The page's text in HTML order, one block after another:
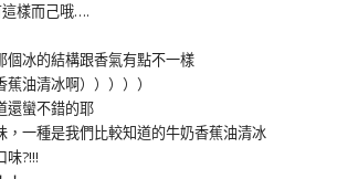
樣而己哦….
個冰的結構跟香氣有點不一樣
油清冰啊）））））
還蠻不錯的耶
，一種是我們比較知道的牛奶香蕉油清冰
味?!!!